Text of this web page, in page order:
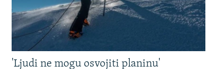
'Ljudi ne mogu osvojiti planinu'